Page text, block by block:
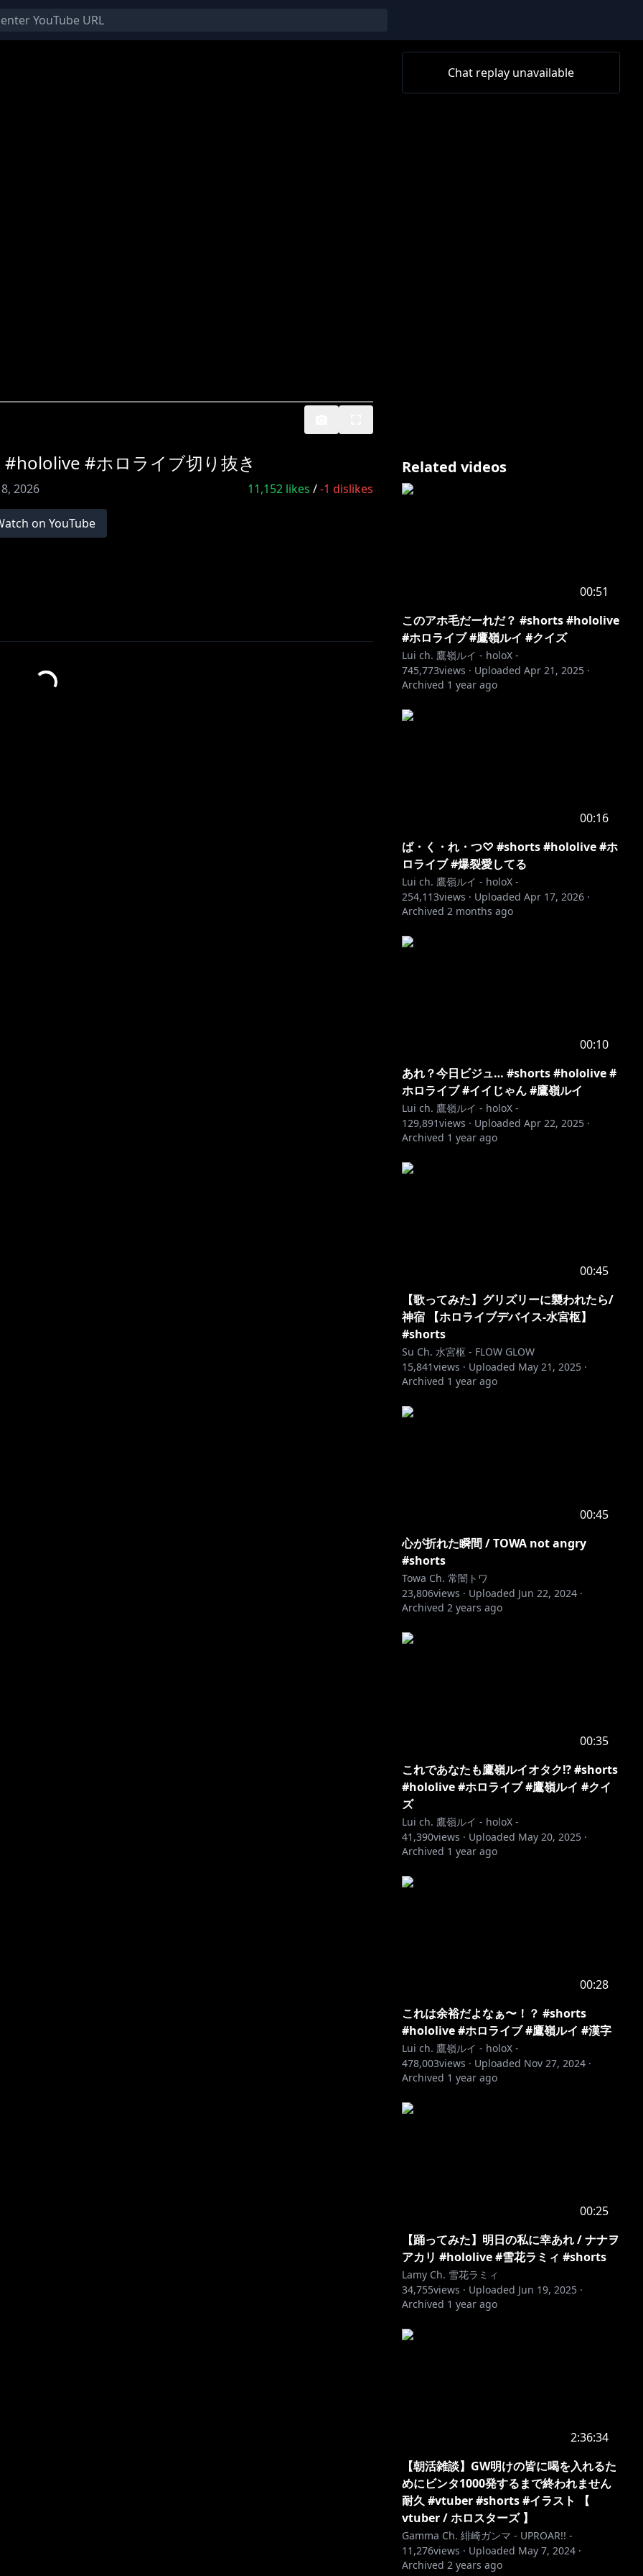
Chat replay unavailable
#ホロライブ切り抜き
2026 11,152 likes /-1 dislikes
on YouTube
のお願い
Related videos
00:51
このアホ毛だーれだ？ #shorts #hololive
#ホロライブ #鷹嶺ルイ #クイズ
Lui ch. 鷹嶺ルイ - holoX -
745,773views · Uploaded Apr 21, 2025 ·
Archived 1 year ago
00:16
ば・く・れ・つ♡ #shorts #hololive #ホ
ロライブ #爆裂愛してる
Lui ch. 鷹嶺ルイ - holoX -
254,113views · Uploaded Apr 17, 2026 ·
Archived 2 months ago
00:10
あれ？今日ビジュ… #shorts #hololive #
ホロライブ #イイじゃん #鷹嶺ルイ
Lui ch. 鷹嶺ルイ - holoX -
129,891views · Uploaded Apr 22, 2025 ·
Archived 1 year ago
00:45
【歌ってみた】グリズリーに襲われたら/
神宿 【ホロライブデバイス-水宮枢】
#shorts
Su Ch. 水宮枢 - FLOW GLOW
15,841views · Uploaded May 21, 2025 ·
Archived 1 year ago
00:45
心が折れた瞬間 / TOWA not angry
#shorts
Towa Ch. 常闇トワ
23,806views · Uploaded Jun 22, 2024 ·
Archived 2 years ago
00:35
これであなたも鷹嶺ルイオタク⁉️ #shorts
#hololive #ホロライブ #鷹嶺ルイ #クイ
ズ
Lui ch. 鷹嶺ルイ - holoX -
41,390views · Uploaded May 20, 2025 ·
Archived 1 year ago
00:28
これは余裕だよなぁ〜！？ #shorts
#hololive #ホロライブ #鷹嶺ルイ #漢字
Lui ch. 鷹嶺ルイ - holoX -
478,003views · Uploaded Nov 27, 2024 ·
Archived 1 year ago
00:25
【踊ってみた】明日の私に幸あれ / ナナヲ
アカリ #hololive #雪花ラミィ #shorts
Lamy Ch. 雪花ラミィ
34,755views · Uploaded Jun 19, 2025 ·
Archived 1 year ago
2:36:34
【朝活雑談】GW明けの皆に喝を入れるた
めにビンタ1000発するまで終われません
耐久 #vtuber #shorts #イラスト 【
vtuber / ホロスターズ 】
Gamma Ch. 緋崎ガンマ - UPROAR!! -
11,276views · Uploaded May 7, 2024 ·
Archived 2 years ago